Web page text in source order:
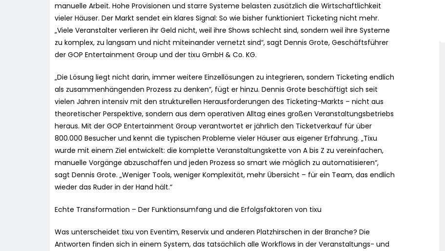
manuelle Arbeit. Hohe Provisionen und starre Systeme belasten zusätzlich die Wirtschaftlichkeit
vieler Häuser. Der Markt sendet ein klares Signal: So wie bisher funktioniert Ticketing nicht mehr.
„Viele Veranstalter verlieren ihr Geld nicht, weil ihre Shows schlecht sind, sondern weil ihre Systeme
zu komplex, zu langsam und nicht miteinander vernetzt sind“, sagt Dennis Grote, Geschäftsführer
der GOP Entertainment Group und der tixu GmbH & Co. KG.
„Die Lösung liegt nicht darin, immer weitere Einzellösungen zu integrieren, sondern Ticketing endlich
als zusammenhängenden Prozess zu denken“, fügt er hinzu. Dennis Grote beschäftigt sich seit
vielen Jahren intensiv mit den strukturellen Herausforderungen des Ticketing-Markts – nicht aus
theoretischer Perspektive, sondern aus dem operativen Alltag eines großen Veranstaltungsbetriebs
heraus. Mit der GOP Entertainment Group verantwortet er jährlich den Ticketverkauf für über
800.000 Besucher und kennt die typischen Probleme vieler Häuser aus eigener Erfahrung. „Tixu
wurde mit einem Ziel entwickelt: die komplette Veranstaltungskette von A bis Z zu vereinfachen,
manuelle Vorgänge abzuschaffen und jeden Prozess so smart wie möglich zu automatisieren“,
sagt Dennis Grote. „Weniger Tools, weniger Komplexität, mehr Übersicht – für ein Team, das endlich
wieder das Ruder in der Hand hält.“
Echte Transformation – Der Funktionsumfang und die Erfolgsfaktoren von tixu
Was unterscheidet tixu von Eventim, Reservix und anderen Platzhirschen in der Branche? Die
Antworten finden sich in einem System, das tatsächlich alle Workflows in der Veranstaltungs- und